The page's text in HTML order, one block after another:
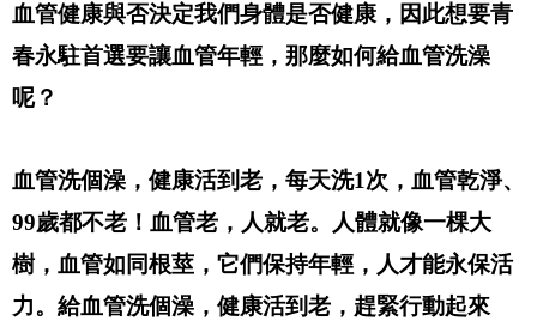
血管健康與否決定我們身體是否健康，因此想要青
春永駐首選要讓血管年輕，那麼如何給血管洗澡
呢？
血管洗個澡，健康活到老，每天洗1次，血管乾淨、
99歲都不老！血管老，人就老。人體就像一棵大
樹，血管如同根莖，它們保持年輕，人才能永保活
力。給血管洗個澡，健康活到老，趕緊行動起來